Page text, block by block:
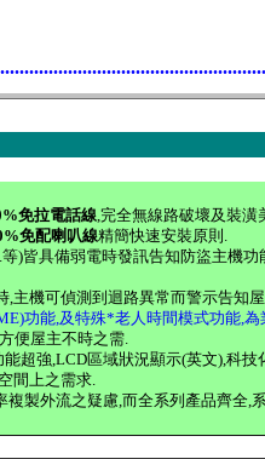
免拉電話線,完全無線路破壞及裝潢
免配喇叭線精簡快速安裝原則.
)皆具備弱電時發訊告知防盜主機
,主機可偵測到迴路異常而警示告知
功能,及特殊*老人時間模式功能,為
便屋主不時之需.
超強,LCD區域狀況顯示(英文),科技
間上之需求.
複製外流之疑慮,而全系列產品齊全,